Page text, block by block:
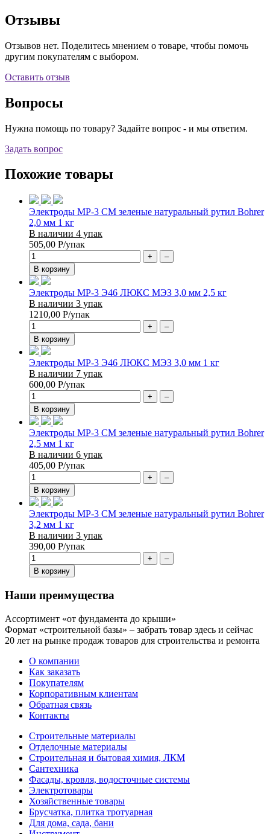
Отзывы
Отзывов нет. Поделитесь мнением о товаре, чтобы помочь
другим покупателям с выбором.
Оставить отзыв
Вопросы
Нужна помощь по товару? Задайте вопрос - и мы ответим.
Задать вопрос
Похожие товары
Электроды МР-3 СМ зеленые натуральный рутил Bohrer
2,0 мм 1 кг
В наличии 4 упак
505,00 Р/упак
+
–
В корзину
Электроды МР-3 Э46 ЛЮКС МЭЗ 3,0 мм 2,5 кг
В наличии 3 упак
1210,00 Р/упак
+
–
В корзину
Электроды МР-3 Э46 ЛЮКС МЭЗ 3,0 мм 1 кг
В наличии 7 упак
600,00 Р/упак
+
–
В корзину
Электроды МР-3 СМ зеленые натуральный рутил Bohrer
2,5 мм 1 кг
В наличии 6 упак
405,00 Р/упак
+
–
В корзину
Электроды МР-3 СМ зеленые натуральный рутил Bohrer
3,2 мм 1 кг
В наличии 3 упак
390,00 Р/упак
+
–
В корзину
Наши преимущества
Ассортимент «от фундамента до крыши»
Формат «строительной базы» – забрать товар здесь и сейчас
20 лет на рынке продаж товаров для строительства и ремонта
О компании
Как заказать
Покупателям
Корпоративным клиентам
Обратная связь
Контакты
Строительные материалы
Отделочные материалы
Строительная и бытовая химия, ЛКМ
Сантехника
Фасады, кровля, водосточные системы
Электротовары
Хозяйственные товары
Брусчатка, плитка тротуарная
Для дома, сада, бани